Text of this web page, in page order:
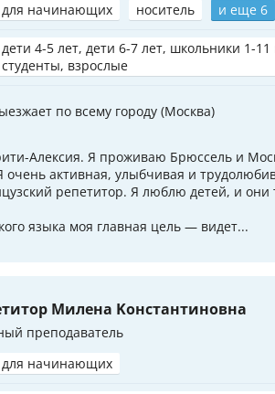
для начинающих
носитель и еще 6
дети 4-5 лет, дети 6-7 лет, школьники 1-11
студенты, взрослые
по всему городу (Москва)
Алексия. Я проживаю Брюссель и
активная, улыбчивая и
репетитор. Я люблю детей, и они
языка моя главная цель — видет...
Милена Koнстантиновна
преподаватель
для начинающих